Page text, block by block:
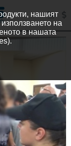
нашият
на
в нашата